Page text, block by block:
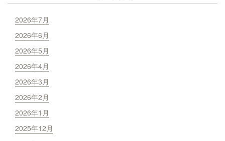
2026年7月
2026年6月
2026年5月
2026年4月
2026年3月
2026年2月
2026年1月
2025年12月